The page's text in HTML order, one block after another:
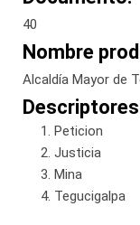
40
Nombre
Alcaldía Mayor de
Peticion
Justicia
Mina
Tegucigalpa